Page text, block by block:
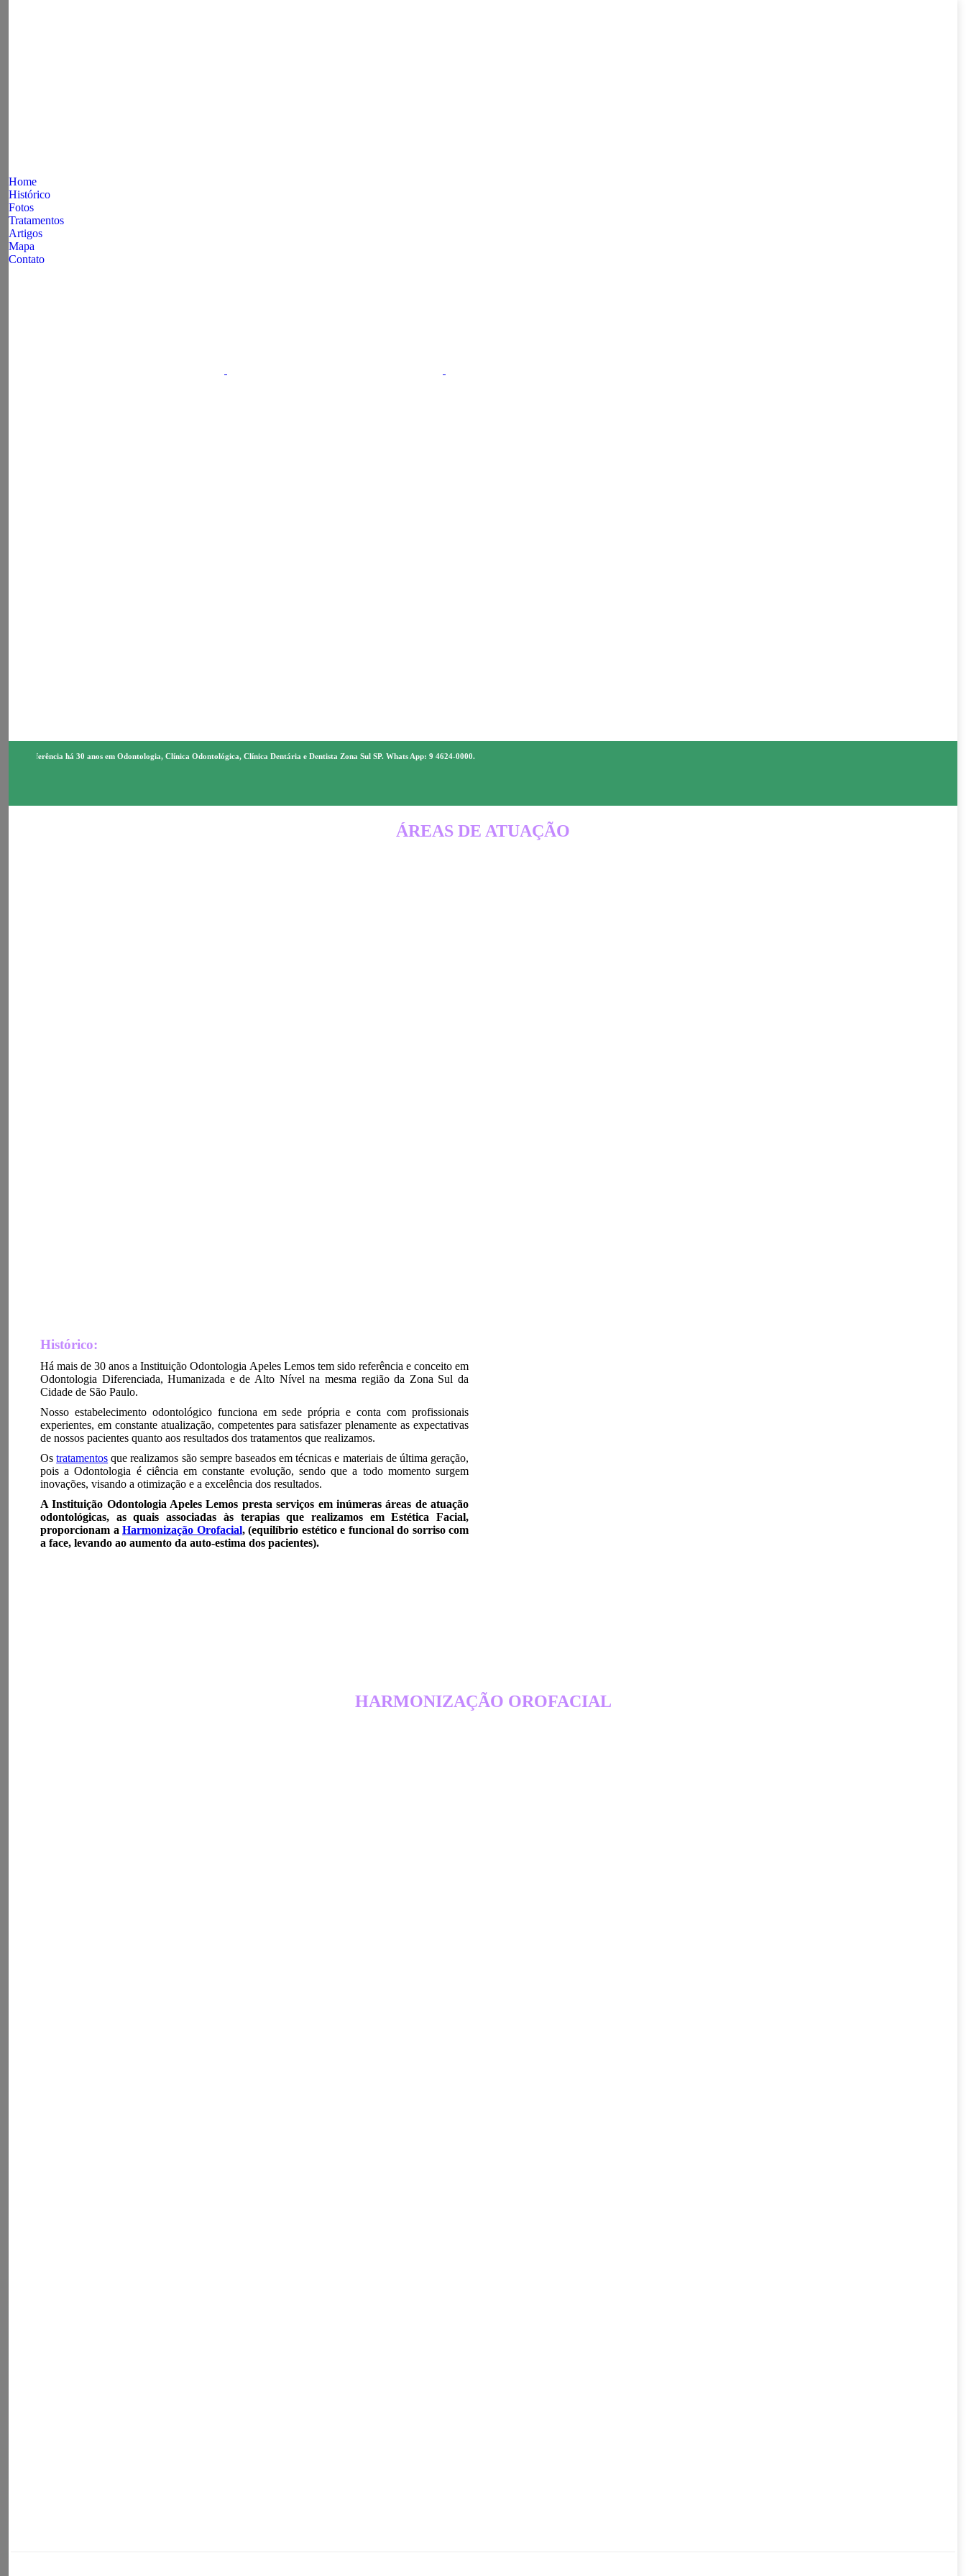
Home
Histórico
Fotos
Tratamentos
Artigos
Mapa
Contato
Referência há 30 anos em Odontologia, Clínica Odontológica, Clínica Dentária e Dentista Zona Sul SP. Whats App: 9 4624-0000.
ÁREAS DE ATUAÇÃO
Histórico:
Há mais de 30 anos a Instituição Odontologia Apeles Lemos tem sido referência e conceito em
Odontologia Diferenciada, Humanizada e de Alto Nível na mesma região da Zona Sul da
Cidade de São Paulo.
Nosso estabelecimento odontológico funciona em sede própria e conta com profissionais
experientes, em constante atualização, competentes para satisfazer plenamente as expectativas
de nossos pacientes quanto aos resultados dos tratamentos que realizamos.
Ostratamentos que realizamos são sempre baseados em técnicas e materiais de última geração,
pois a Odontologia é ciência em constante evolução, sendo que a todo momento surgem
inovações, visando a otimização e a excelência dos resultados.
A Instituição Odontologia Apeles Lemos presta serviços em inúmeras áreas de atuação
odontológicas, as quais associadas às terapias que realizamos em Estética Facial,
proporcionam a Harmonização Orofacial, (equilíbrio estético e funcional do sorriso com
a face, levando ao aumento da auto-estima dos pacientes).
HARMONIZAÇÃO OROFACIAL